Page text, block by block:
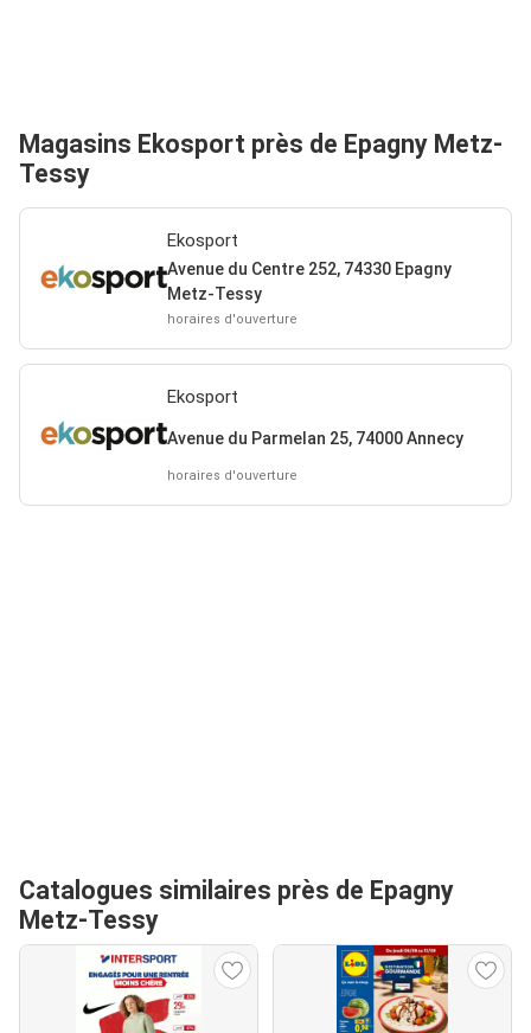
Magasins Ekosport près de Epagny Metz-
Tessy
Ekosport
Avenue du Centre 252, 74330 Epagny
Metz-Tessy
horaires d'ouverture
Ekosport
Avenue du Parmelan 25, 74000 Annecy
horaires d'ouverture
Catalogues similaires près de Epagny
Metz-Tessy